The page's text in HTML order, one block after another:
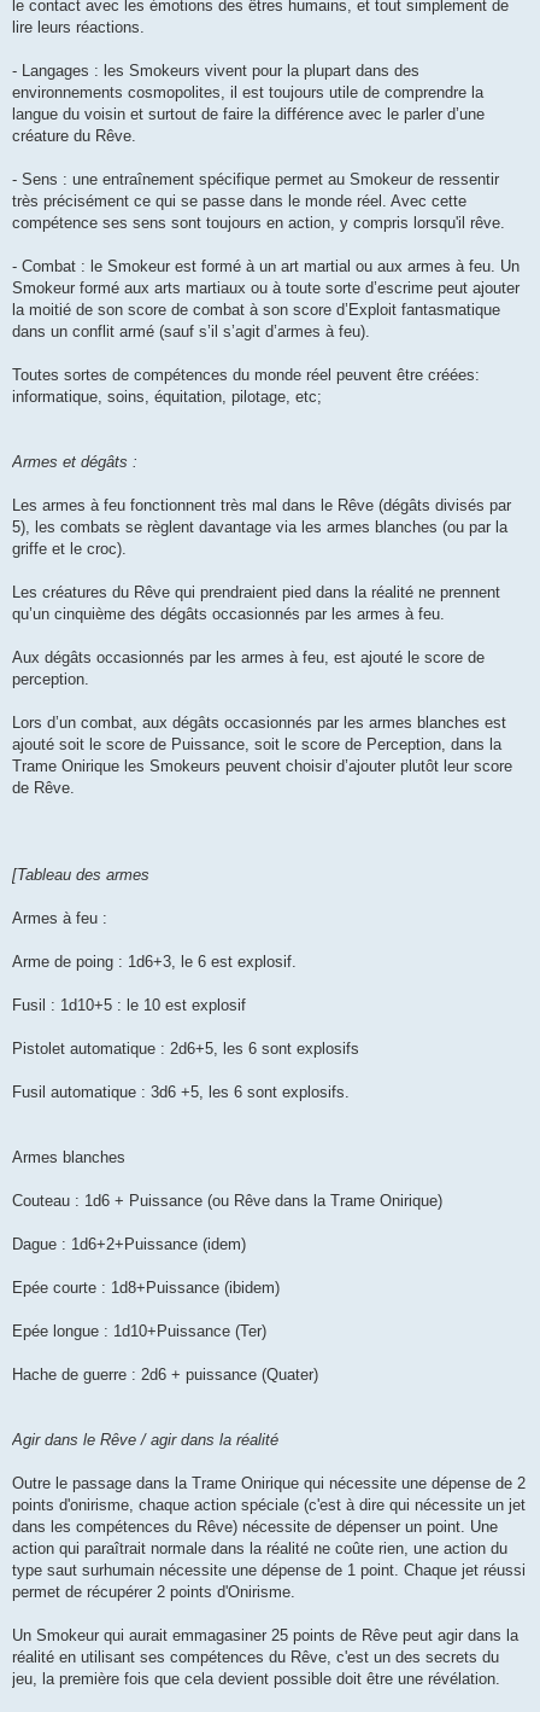
le contact avec les émotions des êtres humains, et tout simplement de
lire leurs réactions.
- Langages : les Smokeurs vivent pour la plupart dans des
environnements cosmopolites, il est toujours utile de comprendre la
langue du voisin et surtout de faire la différence avec le parler d’une
créature du Rêve.
- Sens : une entraînement spécifique permet au Smokeur de ressentir
très précisément ce qui se passe dans le monde réel. Avec cette
compétence ses sens sont toujours en action, y compris lorsqu'il rêve.
- Combat : le Smokeur est formé à un art martial ou aux armes à feu. Un
Smokeur formé aux arts martiaux ou à toute sorte d’escrime peut ajouter
la moitié de son score de combat à son score d’Exploit fantasmatique
dans un conflit armé (sauf s’il s’agit d’armes à feu).
Toutes sortes de compétences du monde réel peuvent être créées:
informatique, soins, équitation, pilotage, etc;
Armes et dégâts :
Les armes à feu fonctionnent très mal dans le Rêve (dégâts divisés par
5), les combats se règlent davantage via les armes blanches (ou par la
griffe et le croc).
Les créatures du Rêve qui prendraient pied dans la réalité ne prennent
qu’un cinquième des dégâts occasionnés par les armes à feu.
Aux dégâts occasionnés par les armes à feu, est ajouté le score de
perception.
Lors d’un combat, aux dégâts occasionnés par les armes blanches est
ajouté soit le score de Puissance, soit le score de Perception, dans la
Trame Onirique les Smokeurs peuvent choisir d’ajouter plutôt leur score
de Rêve.
[Tableau des armes
Armes à feu :
Arme de poing : 1d6+3, le 6 est explosif.
Fusil : 1d10+5 : le 10 est explosif
Pistolet automatique : 2d6+5, les 6 sont explosifs
Fusil automatique : 3d6 +5, les 6 sont explosifs.
Armes blanches
Couteau : 1d6 + Puissance (ou Rêve dans la Trame Onirique)
Dague : 1d6+2+Puissance (idem)
Epée courte : 1d8+Puissance (ibidem)
Epée longue : 1d10+Puissance (Ter)
Hache de guerre : 2d6 + puissance (Quater)
Agir dans le Rêve / agir dans la réalité
Outre le passage dans la Trame Onirique qui nécessite une dépense de 2
points d'onirisme, chaque action spéciale (c'est à dire qui nécessite un jet
dans les compétences du Rêve) nécessite de dépenser un point. Une
action qui paraîtrait normale dans la réalité ne coûte rien, une action du
type saut surhumain nécessite une dépense de 1 point. Chaque jet réussi
permet de récupérer 2 points d'Onirisme.
Un Smokeur qui aurait emmagasiner 25 points de Rêve peut agir dans la
réalité en utilisant ses compétences du Rêve, c'est un des secrets du
jeu, la première fois que cela devient possible doit être une révélation.